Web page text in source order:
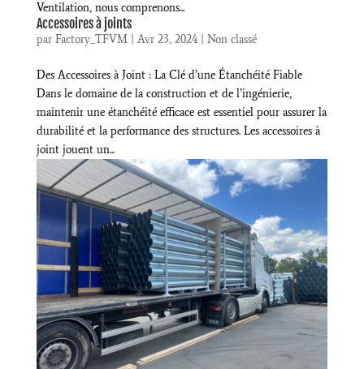
Ventilation, nous comprenons...
Accessoires à joints
par Factory_TFVM| Avr 23, 2024| Non classé
Des Accessoires à Joint : La Clé d’une Étanchéité Fiable
Dans le domaine de la construction et de l’ingénierie,
maintenir une étanchéité efficace est essentiel pour assurer la
durabilité et la performance des structures. Les accessoires à
joint jouent un...